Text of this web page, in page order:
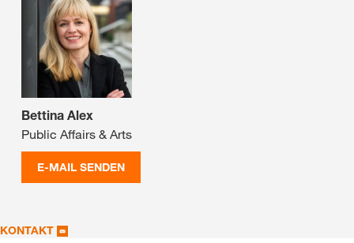
Bettina Alex
Public Affairs & Arts
E-MAIL SENDEN
KONTAKT